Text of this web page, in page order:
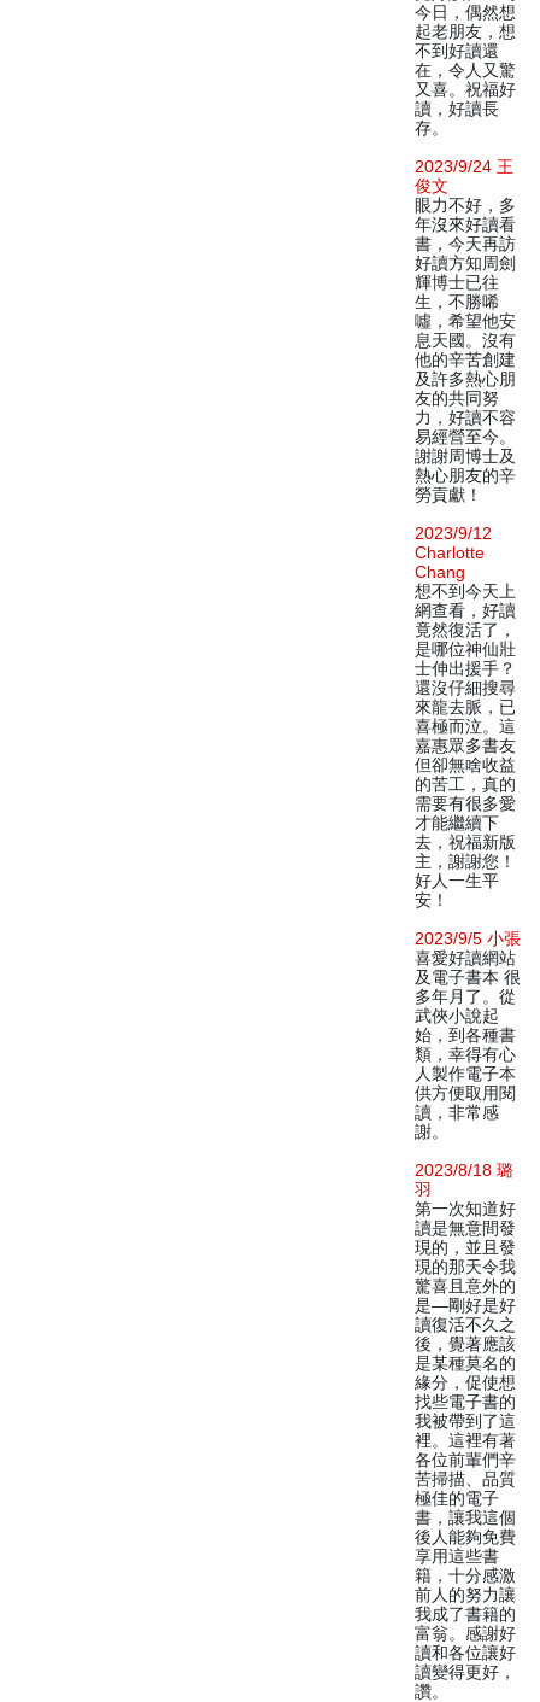
今日，偶然想
起老朋友，想
不到好讀還
在，令人又驚
又喜。祝福好
讀，好讀長
存。
2023/9/24 王
俊文
眼力不好，多
年沒來好讀看
書，今天再訪
好讀方知周劍
輝博士已往
生，不勝唏
噓，希望他安
息天國。沒有
他的辛苦創建
及許多熱心朋
友的共同努
力，好讀不容
易經營至今。
謝謝周博士及
熱心朋友的辛
勞貢獻！
2023/9/12
Charlotte
Chang
想不到今天上
網查看，好讀
竟然復活了，
是哪位神仙壯
士伸出援手？
還沒仔細搜尋
來龍去脈，已
喜極而泣。這
嘉惠眾多書友
但卻無啥收益
的苦工，真的
需要有很多愛
才能繼續下
去，祝福新版
主，謝謝您！
好人一生平
安！
2023/9/5 小張
喜愛好讀網站
及電子書本 很
多年月了。從
武俠小說起
始，到各種書
類，幸得有心
人製作電子本
供方便取用閱
讀，非常感
謝。
2023/8/18 璐
羽
第一次知道好
讀是無意間發
現的，並且發
現的那天令我
驚喜且意外的
是—剛好是好
讀復活不久之
後，覺著應該
是某種莫名的
緣分，促使想
找些電子書的
我被帶到了這
裡。這裡有著
各位前輩們辛
苦掃描、品質
極佳的電子
書，讓我這個
後人能夠免費
享用這些書
籍，十分感激
前人的努力讓
我成了書籍的
富翁。感謝好
讀和各位讓好
讀變得更好，
讚。